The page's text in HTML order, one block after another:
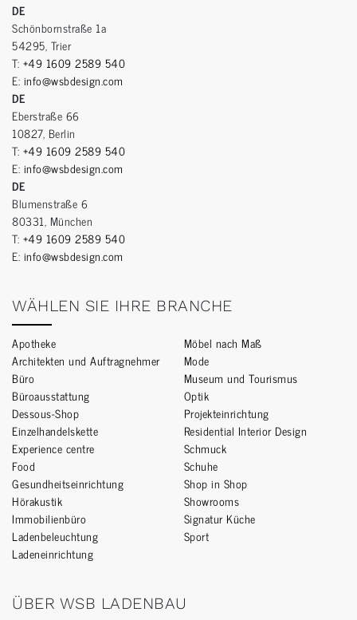
DE
Schönbornstraße 1a
54295, Trier
T: +49 1609 2589 540
E: info@wsbdesign.com
DE
Eberstraße 66
10827, Berlin
T: +49 1609 2589 540
E: info@wsbdesign.com
DE
Blumenstraße 6
80331, München
T: +49 1609 2589 540
E: info@wsbdesign.com
WÄHLEN SIE IHRE BRANCHE
Apotheke
Architekten und Auftragnehmer
Büro
Büroausstattung
Dessous-Shop
Einzelhandelskette
Experience centre
Food
Gesundheitseinrichtung
Hörakustik
Immobilienbüro
Ladenbeleuchtung
Ladeneinrichtung
Möbel nach Maß
Mode
Museum und Tourismus
Optik
Projekteinrichtung
Residential Interior Design
Schmuck
Schuhe
Shop in Shop
Showrooms
Signatur Küche
Sport
ÜBER WSB LADENBAU